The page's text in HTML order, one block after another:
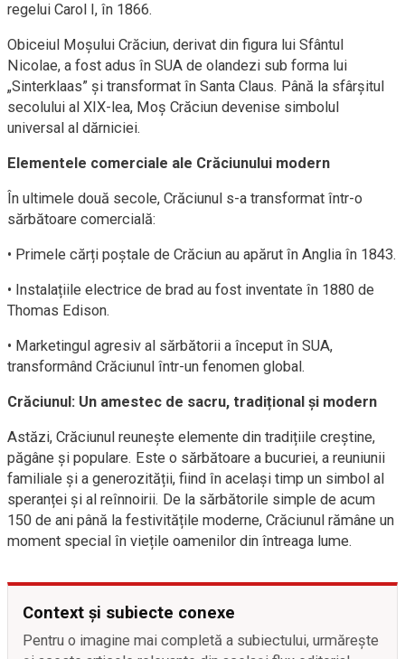
regelui Carol I, în 1866.
Obiceiul Moșului Crăciun, derivat din figura lui Sfântul
Nicolae, a fost adus în SUA de olandezi sub forma lui
„Sinterklaas” și transformat în Santa Claus. Până la sfârșitul
secolului al XIX-lea, Moș Crăciun devenise simbolul
universal al dărniciei.
Elementele comerciale ale Crăciunului modern
În ultimele două secole, Crăciunul s-a transformat într-o
sărbătoare comercială:
• Primele cărți poștale de Crăciun au apărut în Anglia în 1843.
• Instalațiile electrice de brad au fost inventate în 1880 de
Thomas Edison.
• Marketingul agresiv al sărbătorii a început în SUA,
transformând Crăciunul într-un fenomen global.
Crăciunul: Un amestec de sacru, tradițional și modern
Astăzi, Crăciunul reunește elemente din tradițiile creștine,
păgâne și populare. Este o sărbătoare a bucuriei, a reuniunii
familiale și a generozității, fiind în același timp un simbol al
speranței și al reînnoirii. De la sărbătorile simple de acum
150 de ani până la festivitățile moderne, Crăciunul rămâne un
moment special în viețile oamenilor din întreaga lume.
Context și subiecte conexe
Pentru o imagine mai completă a subiectului, urmărește